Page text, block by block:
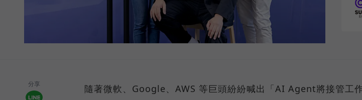
分享
隨著微軟、Google、AWS 等巨頭紛紛喊出「AI Agent將接管工